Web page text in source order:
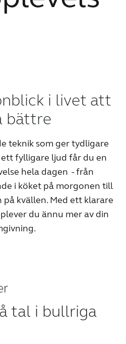
Brasil
Danmark
India
Suisse
i livet att
bättre
teknik som ger tydligare
fylligare ljud får du en
hela dagen - från
i köket på morgonen till
kvällen. Med ett klarare
du ännu mer av din
tal i bullriga